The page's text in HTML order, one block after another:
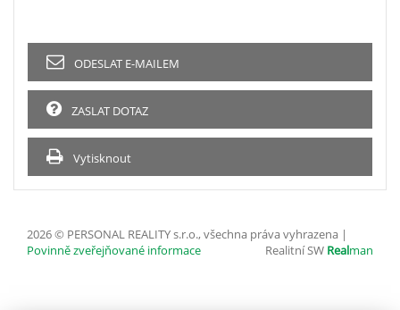
ODESLAT E-MAILEM
ZASLAT DOTAZ
Vytisknout
2026 © PERSONAL REALITY s.r.o., všechna práva vyhrazena |
Povinně zveřejňované informace
Realitní SW Realman